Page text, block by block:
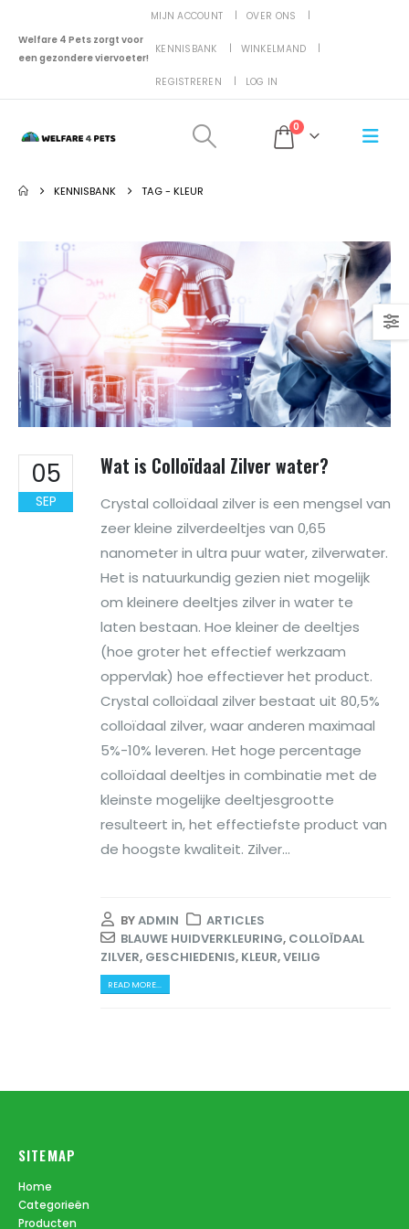
Welfare 4 Pets zorgt voor
een gezondere viervoeter!
MIJN ACCOUNT OVER ONS
KENNISBANK WINKELMAND
REGISTREREN LOG IN
0
KENNISBANK TAG -KLEUR
05
SEP
Wat is Colloïdaal Zilver water?
Crystal colloïdaal zilver is een mengsel van
zeer kleine zilverdeeltjes van 0,65
nanometer in ultra puur water, zilverwater.
Het is natuurkundig gezien niet mogelijk
om kleinere deeltjes zilver in water te
laten bestaan. Hoe kleiner de deeltjes
(hoe groter het effectief werkzaam
oppervlak) hoe effectiever het product.
Crystal colloïdaal zilver bestaat uit 80,5%
colloïdaal zilver, waar anderen maximaal
5%-10% leveren. Het hoge percentage
colloïdaal deeltjes in combinatie met de
kleinste mogelijke deeltjesgrootte
resulteert in, het effectiefste product van
de hoogste kwaliteit. Zilver...
BYADMIN
ARTICLES
BLAUWE HUIDVERKLEURING, COLLOÏDAAL
ZILVER, GESCHIEDENIS, KLEUR,VEILIG
READ MORE...
SITEMAP
Home
Categorieën
Producten